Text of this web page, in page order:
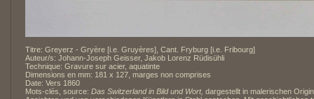
Titre: Greyerz - Gryère [i.e. Gruyères], Cant. Fryburg [i.e. Fribourg]
Auteur/s: Johann-Joseph Geisser, Jakob Lorenz Rüdisühli
Technique: Gravure sur acier, aquatinte
Dimensions en mm: 181 x 127, marges non comprises
Date: Vers 1860
Mots-clés, source: Das Switzerland in Bild und Wort, dargestellt in malerischen